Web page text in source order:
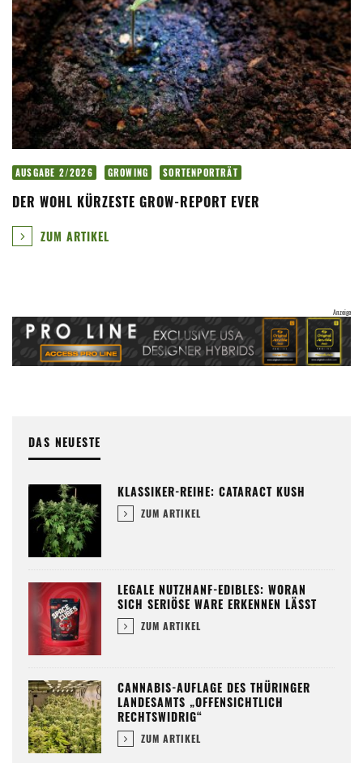
AUSGABE 2/2026 GROWING SORTENPORTRÄT
DER WOHL KÜRZESTE GROW-REPORT EVER
ZUM ARTIKEL
DAS NEUESTE
KLASSIKER-REIHE: CATARACT KUSH
ZUM ARTIKEL
LEGALE NUTZHANF-EDIBLES: WORAN
SICH SERIÖSE WARE ERKENNEN LÄSST
ZUM ARTIKEL
CANNABIS-AUFLAGE DES THÜRINGER
LANDESAMTS „OFFENSICHTLICH
RECHTSWIDRIG“
ZUM ARTIKEL